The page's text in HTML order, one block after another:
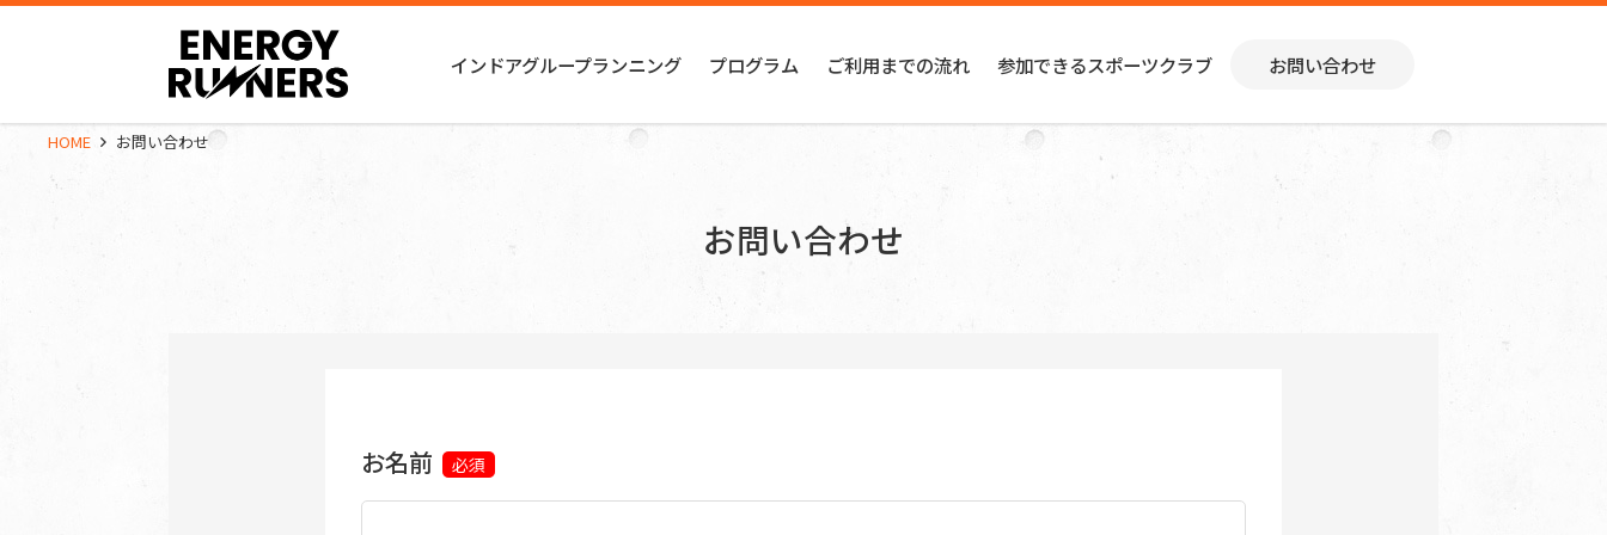
インドアグループランニング プログラム ご利用までの流れ 参加できるスポーツクラブ お問い合わせ
HOME お問い合わせ
お問い合わせ
お名前 必須